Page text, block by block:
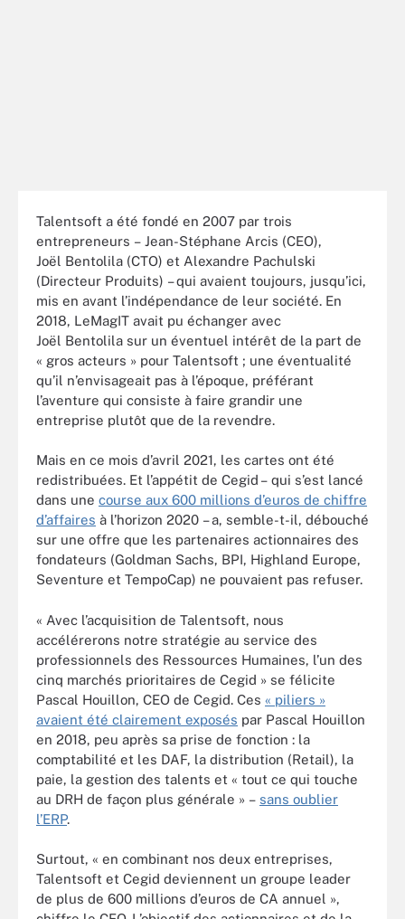
Talentsoft a été fondé en 2007 par trois
entrepreneurs – Jean-Stéphane Arcis (CEO),
Joël Bentolila (CTO) et Alexandre Pachulski
(Directeur Produits) – qui avaient toujours, jusqu’ici,
mis en avant l’indépendance de leur société. En
2018, LeMagIT avait pu échanger avec
Joël Bentolila sur un éventuel intérêt de la part de
« gros acteurs » pour Talentsoft ; une éventualité
qu’il n’envisageait pas à l’époque, préférant
l’aventure qui consiste à faire grandir une
entreprise plutôt que de la revendre.
Mais en ce mois d’avril 2021, les cartes ont été
redistribuées. Et l’appétit de Cegid – qui s’est lancé
dans une course aux 600 millions d’euros de chiffre
d’affaires à l’horizon 2020 – a, semble-t-il, débouché
sur une offre que les partenaires actionnaires des
fondateurs (Goldman Sachs, BPI, Highland Europe,
Seventure et TempoCap) ne pouvaient pas refuser.
« Avec l’acquisition de Talentsoft, nous
accélérerons notre stratégie au service des
professionnels des Ressources Humaines, l’un des
cinq marchés prioritaires de Cegid » se félicite
Pascal Houillon, CEO de Cegid. Ces « piliers »
avaient été clairement exposés par Pascal Houillon
en 2018, peu après sa prise de fonction : la
comptabilité et les DAF, la distribution (Retail), la
paie, la gestion des talents et « tout ce qui touche
au DRH de façon plus générale » – sans oublier
l’ERP.
Surtout, « en combinant nos deux entreprises,
Talentsoft et Cegid deviennent un groupe leader
de plus de 600 millions d’euros de CA annuel »,